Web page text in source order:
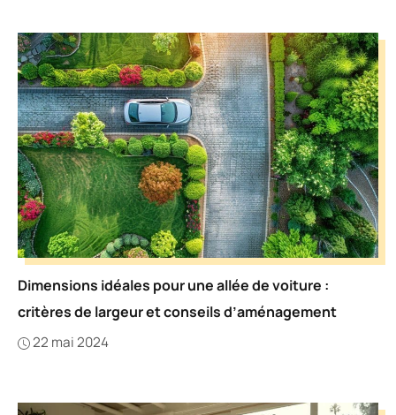
Dimensions idéales pour une allée de voiture :
critères de largeur et conseils d’aménagement
22 mai 2024